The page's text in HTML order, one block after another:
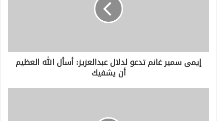
ر
إيمى سمير غانم تدعو لدلال عبدالعزيز: أسأل الله العظيم
أن يشفيك